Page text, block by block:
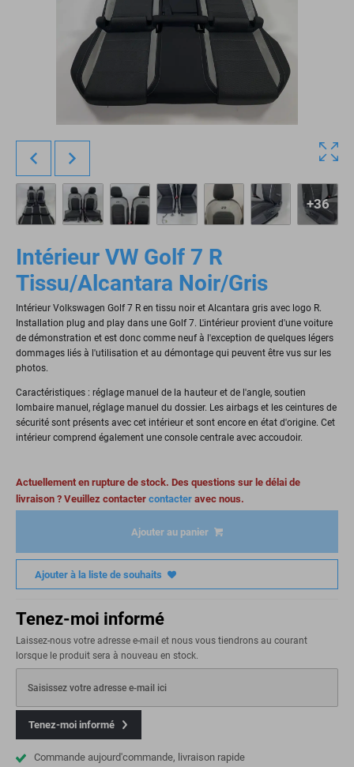
+36
Intérieur VW Golf 7 R
Tissu/Alcantara Noir/Gris
Intérieur Volkswagen Golf 7 R en tissu noir et Alcantara gris avec logo R.
Installation plug and play dans une Golf 7. L'intérieur provient d'une voiture
de démonstration et est donc comme neuf à l'exception de quelques légers
dommages liés à l'utilisation et au démontage qui peuvent être vus sur les
photos.
Caractéristiques : réglage manuel de la hauteur et de l'angle, soutien
lombaire manuel, réglage manuel du dossier. Les airbags et les ceintures de
sécurité sont présents avec cet intérieur et sont encore en état d'origine. Cet
intérieur comprend également une console centrale avec accoudoir.
Actuellement en rupture de stock. Des questions sur le délai de
livraison ? Veuillez contacter contacter avec nous.
Ajouter au panier
Ajouter à la liste de souhaits
Tenez-moi informé
Laissez-nous votre adresse e-mail et nous vous tiendrons au courant
lorsque le produit sera à nouveau en stock.
Saisissez votre adresse e-mail ici
Tenez-moi informé
Commande aujourd'commande, livraison rapide